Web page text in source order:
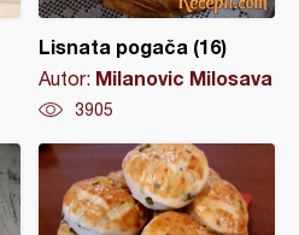
Lisnata pogača (16)
Autor: Milanovic Milosava
3905